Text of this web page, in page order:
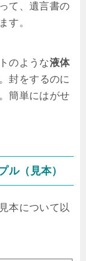
て、遺言書の
す。
のような液体
封をするのに
簡単にはがせ
ル（見本）
本について以